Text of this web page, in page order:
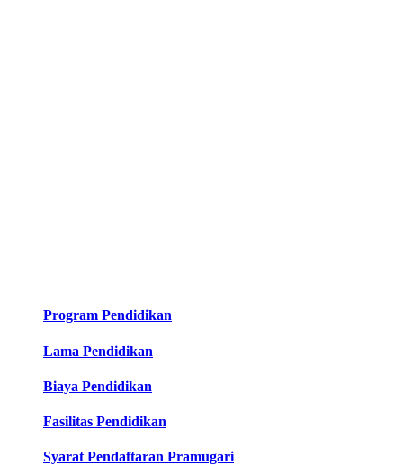
Program Pendidikan
Lama Pendidikan
Biaya Pendidikan
Fasilitas Pendidikan
Syarat Pendaftaran Pramugari